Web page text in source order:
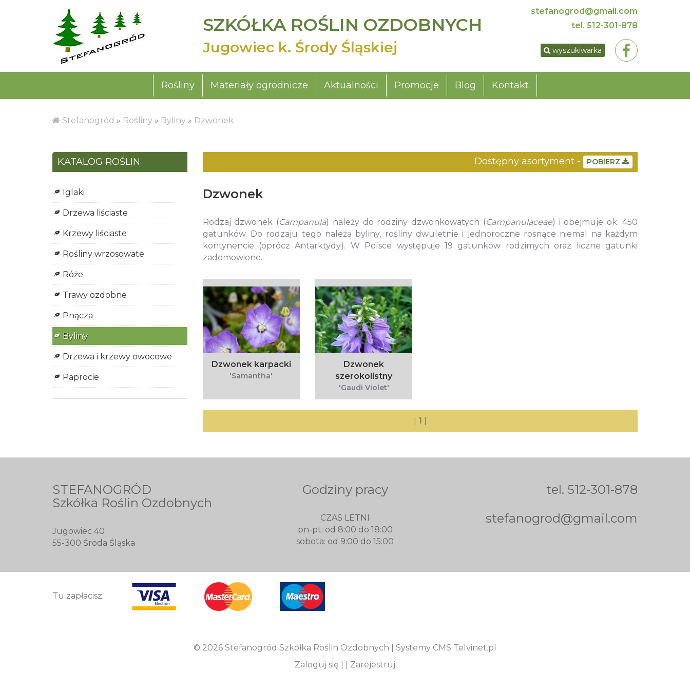
SZKÓŁKA ROŚLIN OZDOBNYCH
Jugowiec k. Środy Śląskiej
stefanogrod@gmail.com
tel. 512-301-878
wyszukiwarka
Rośliny Materiały ogrodnicze Aktualności Promocje Blog Kontakt
Stefanogród » Rośliny » Byliny » Dzwonek
KATALOG ROŚLIN
Iglaki
Drzewa liściaste
Krzewy liściaste
Rośliny wrzosowate
Róże
Trawy ozdobne
Pnącza
Byliny
Drzewa i krzewy owocowe
Paprocie
Dostępny asortyment - POBIERZ
Dzwonek
Rodzaj dzwonek (Campanula) należy do rodziny dzwonkowatych (Campanulaceae) i obejmuje ok. 450
gatunków. Do rodzaju tego należą byliny, rośliny dwuletnie i jednoroczne rosnące niemal na każdym
kontynencie (oprócz Antarktydy). W Polsce występuje 19 gatunków rodzimych oraz liczne gatunki
zadomowione.
Dzwonek karpacki
'Samantha'
Dzwonek
szerokolistny
'Gaudi Violet'
1
STEFANOGRÓD
Szkółka Roślin Ozdobnych
Jugowiec 40
55-300 Środa Śląska
Godziny pracy
CZAS LETNI
pn-pt: od 8:00 do 18:00
sobota: od 9:00 do 15:00
tel. 512-301-878
stefanogrod@gmail.com
Tu zapłacisz:
© 2026 Stefanogród Szkółka Roślin Ozdobnych | Systemy CMS Telvinet.pl
Zaloguj się
Zarejestruj